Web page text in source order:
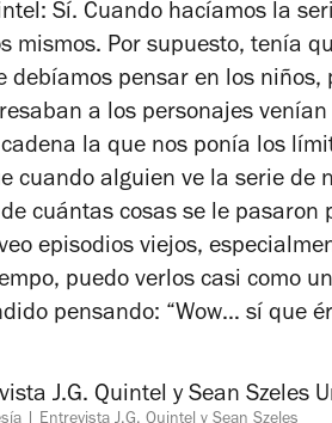
Sí. Cuando hacíamos la
mismos. Por supuesto, tenía
debíamos pensar en los
a los personajes
la que nos ponía los
cuando alguien ve la serie de
cuántas cosas se le
episodios viejos,
puedo verlos casi como
pensando: “Wow… sí que